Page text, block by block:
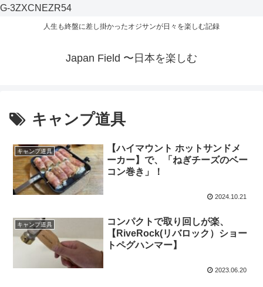
G-3ZXCNEZR54
人生も終盤に差し掛かったオジサンが日々を楽しむ記録
Japan Field 〜日本を楽しむ
キャンプ道具
キャンプ道具
【ハイマウント ホットサンドメ
ーカー】で、「ねぎチーズのベー
コン巻き」！
2024.10.21
キャンプ道具
コンパクトで取り回しが楽、
【RiveRock(リバロック）ショー
トペグハンマー】
2023.06.20